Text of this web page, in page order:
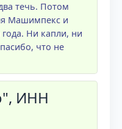
течь. Потом
Машимпекс и
Ни капли, ни
что не
ИНН